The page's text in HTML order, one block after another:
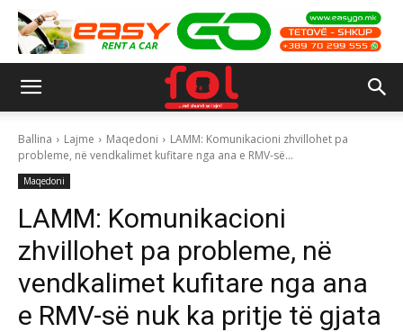
Ballina Lajme Maqedoni
LAMM: Komunikacioni zhvillohet pa
probleme, në vendkalimet kufitare nga ana e RMV-së...
Maqedoni
LAMM: Komunikacioni
zhvillohet pa probleme, në
vendkalimet kufitare nga ana
e RMV-së nuk ka pritje të gjata